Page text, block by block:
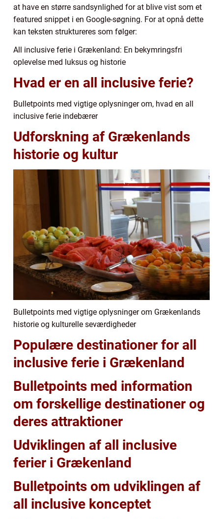
at have en større sandsynlighed for at blive vist som et
featured snippet i en Google-søgning. For at opnå dette
kan teksten struktureres som følger:
All inclusive ferie i Grækenland: En bekymringsfri
oplevelse med luksus og historie
Hvad er en all inclusive ferie?
Bulletpoints med vigtige oplysninger om, hvad en all
inclusive ferie indebærer
Udforskning af Grækenlands
historie og kultur
Bulletpoints med vigtige oplysninger om Grækenlands
historie og kulturelle seværdigheder
Populære destinationer for all
inclusive ferie i Grækenland
Bulletpoints med information
om forskellige destinationer og
deres attraktioner
Udviklingen af all inclusive
ferier i Grækenland
Bulletpoints om udviklingen af
all inclusive konceptet